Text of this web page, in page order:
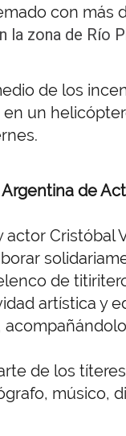
con más
la zona de Río
de los
un
de
Cristóbal
de
artística y
de los
músico,